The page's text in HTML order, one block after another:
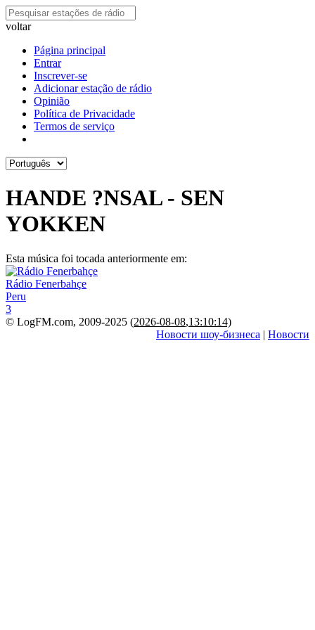
voltar
Página principal
Entrar
Inscrever-se
Adicionar estação de rádio
Opinião
Política de Privacidade
Termos de serviço
HANDE ?NSAL - SEN
YOKKEN
Esta música foi tocada anteriormente em:
Rádio Fenerbahçe
Peru
3
© LogFM.com, 2009-2025 (2026-08-08,13:10:14)
Новости шоу-бизнеса | Новости